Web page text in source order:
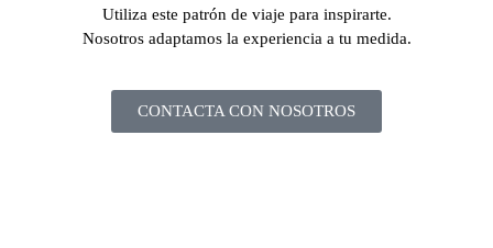
Utiliza este patrón de viaje para inspirarte.
Nosotros adaptamos la experiencia a tu medida.
CONTACTA CON NOSOTROS